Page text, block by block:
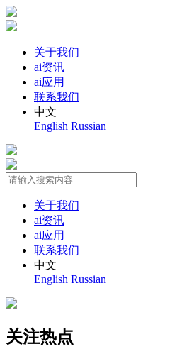
关于我们
ai资讯
ai应用
联系我们
中文
English Russian
关于我们
ai资讯
ai应用
联系我们
中文
English Russian
关注热点